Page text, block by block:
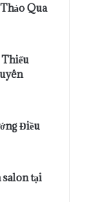
Qua
Thiếu
Điều
salon tại